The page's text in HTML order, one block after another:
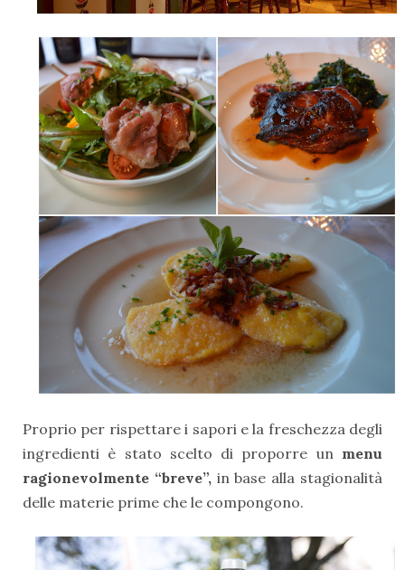
Proprio per rispettare i sapori e la freschezza degli
ingredienti è stato scelto di proporre un menu
ragionevolmente “breve”,in base alla stagionalità
delle materie prime che le compongono.